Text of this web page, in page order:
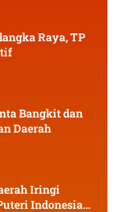
Raya, TP
Bangkit dan
Daerah
Iringi
Indonesia